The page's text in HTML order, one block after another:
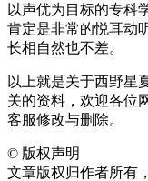
以声优为目标的专科
肯定是非常的悦耳动
长相自然也不差。
以上就是关于西野星
关的资料，欢迎各位
客服修改与删除。
© 版权声明
文章版权归作者所有